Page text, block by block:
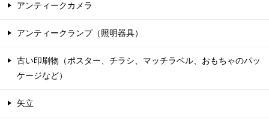
アンティークカメラ
アンティークランプ（照明器具）
古い印刷物（ポスター、チラシ、マッチラベル、おもちゃのパッ
ケージなど）
矢立